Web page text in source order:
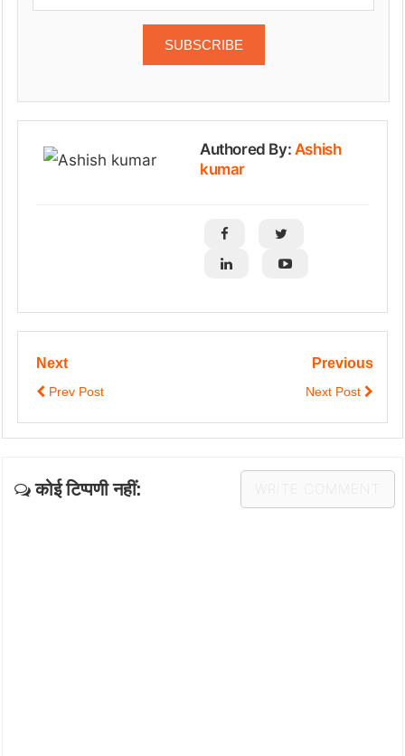
Authored By: Ashish
kumar
Next
Prev Post
Previous
Next Post
कोई टिप्पणी नहीं: WRITE COMMENT